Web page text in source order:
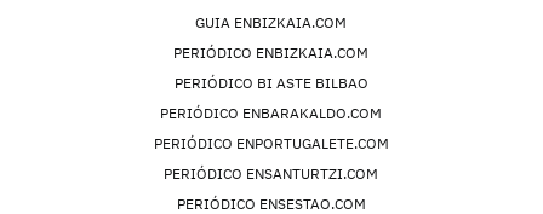
GUIA ENBIZKAIA.COM
PERIÓDICO ENBIZKAIA.COM
PERIÓDICO BI ASTE BILBAO
PERIÓDICO ENBARAKALDO.COM
PERIÓDICO ENPORTUGALETE.COM
PERIÓDICO ENSANTURTZI.COM
PERIÓDICO ENSESTAO.COM